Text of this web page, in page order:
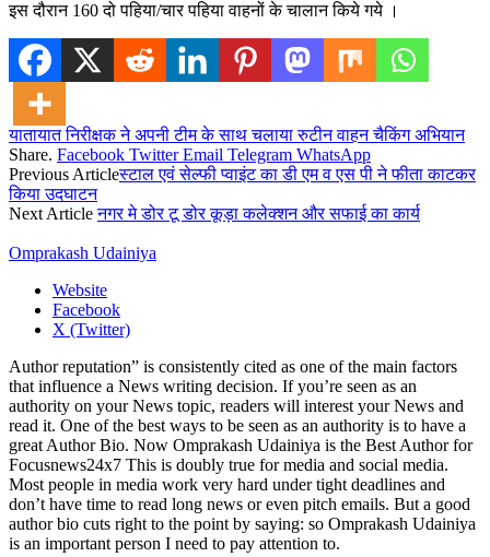
इस दौरान 160 दो पहिया/चार पहिया वाहनों के चालान किये गये ।
यातायात निरीक्षक ने अपनी टीम के साथ चलाया रुटीन वाहन चैकिंग अभियान
Share. Facebook Twitter Email Telegram WhatsApp
Previous Articleस्टाल एवं सेल्फी प्वाइंट का डी एम व एस पी ने फीता काटकर
किया उदघाटन
Next Articleनगर मे डोर टू डोर कूड़ा कलेक्शन और सफाई का कार्य
Omprakash Udainiya
Website
Facebook
X (Twitter)
Author reputation” is consistently cited as one of the main factors
that influence a News writing decision. If you’re seen as an
authority on your News topic, readers will interest your News and
read it. One of the best ways to be seen as an authority is to have a
great Author Bio. Now Omprakash Udainiya is the Best Author for
Focusnews24x7 This is doubly true for media and social media.
Most people in media work very hard under tight deadlines and
don’t have time to read long news or even pitch emails. But a good
author bio cuts right to the point by saying: so Omprakash Udainiya
is an important person I need to pay attention to.